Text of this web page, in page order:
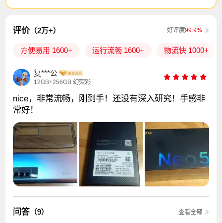
评价 （2万+） 好评度99.9%
方便易用 1600+ 运行流畅 1600+ 物流快 1000+
复***公
12GB+256GB 幻荧彩
nice，非常流畅，刚到手！还没有深入研究！手感非
常好！
问答 （9） 查看全部